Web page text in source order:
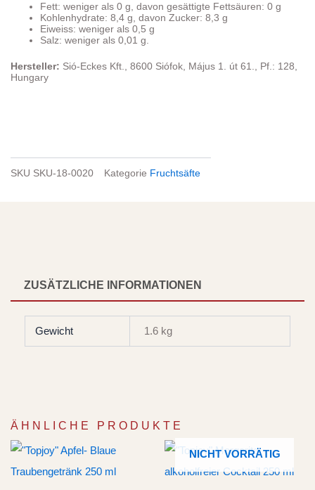
Fett: weniger als 0 g, davon gesättigte Fettsäuren: 0 g
Kohlenhydrate: 8,4 g, davon Zucker: 8,3 g
Eiweiss: weniger als 0,5 g
Salz: weniger als 0,01 g.
Hersteller: Sió-Eckes Kft., 8600 Siófok, Május 1. út 61., Pf.: 128,
Hungary
SKU SKU-18-0020 Kategorie Fruchtsäfte
ZUSÄTZLICHE INFORMATIONEN
Gewicht 1.6 kg
ÄHNLICHE PRODUKTE
NICHT VORRÄTIG